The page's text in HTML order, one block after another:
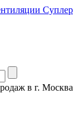
в г. Москва